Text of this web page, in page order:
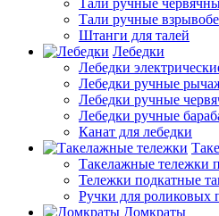
Тали ручные
Тали ручные
Штанги для талей
Лебедки
Лебедки
Лебедки ручные
Лебедки ручные
Лебедки ручные
Канат для лебедки
Такелажные тележки
Тележки подкатные
Ручки для роликовых
Домкраты